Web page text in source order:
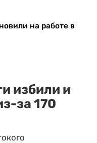
на работе в
избили и
за 170